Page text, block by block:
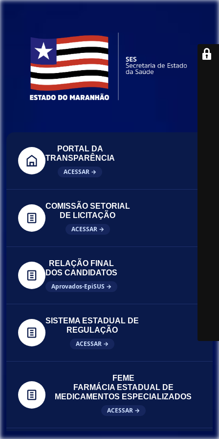
PORTAL DA
TRANSPARÊNCIA
ACESSAR →
COMISSÃO SETORIAL
DE LICITAÇÃO
ACESSAR →
RELAÇÃO FINAL
DOS CANDIDATOS
Aprovados-EpiSUS →
SISTEMA ESTADUAL DE
REGULAÇÃO
ACESSAR →
FEME
FARMÁCIA ESTADUAL DE
MEDICAMENTOS ESPECIALIZADOS
ACESSAR →